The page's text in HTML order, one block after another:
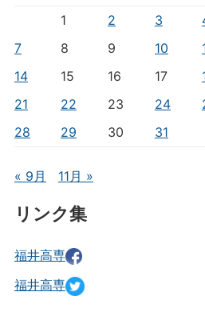
1
2 3
7
8 9 10
14
15 16 17
21
22 23 24
28
29 30 31
« 9月 11月 »
リンク集
福井高専
福井高専